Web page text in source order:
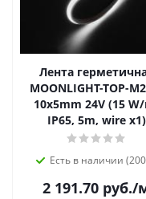
Лента
MOONLIGHT-TOP-
10x5mm 24V (15
IP65, 5m, wire x1)
Есть в наличии
2 191.70 руб./